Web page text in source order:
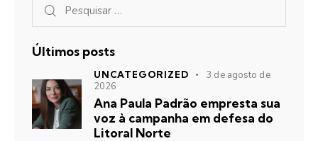
Últimos posts
UNCATEGORIZED
3 de agosto de
2026
Ana Paula Padrão empresta sua
voz à campanha em defesa do
Litoral Norte